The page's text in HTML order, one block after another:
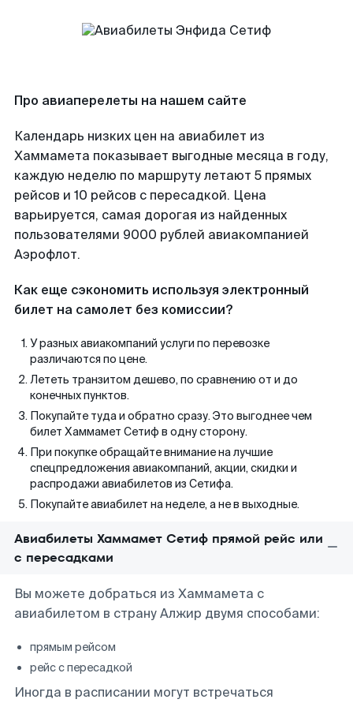
Про авиаперелеты на нашем сайте
Календарь низких цен на авиабилет из
Хаммамета показывает выгодные месяца в году,
каждую неделю по маршруту летают 5 прямых
рейсов и 10 рейсов с пересадкой. Цена
варьируется, самая дорогая из найденных
пользователями 9000 рублей авиакомпанией
Аэрофлот.
Как еще сэкономить используя электронный
билет на самолет без комиссии?
У разных авиакомпаний услуги по перевозке
различаются по цене.
Лететь транзитом дешево, по сравнению от и до
конечных пунктов.
Покупайте туда и обратно сразу. Это выгоднее чем
билет Хаммамет Сетиф в одну сторону.
При покупке обращайте внимание на лучшие
спецпредложения авиакомпаний, акции, скидки и
распродажи авиабилетов из Сетифа.
Покупайте авиабилет на неделе, а не в выходные.
Авиабилеты Хаммамет Сетиф прямой рейс или
с пересадками
Вы можете добраться из Хаммамета с
авиабилетом в страну Алжир двумя способами:
прямым рейсом
рейс с пересадкой
Иногда в расписании могут встречаться